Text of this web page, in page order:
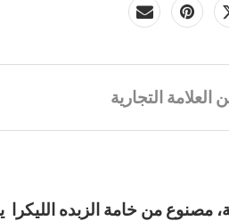
العلامة التجارية
مصنوع من خامة الزبده